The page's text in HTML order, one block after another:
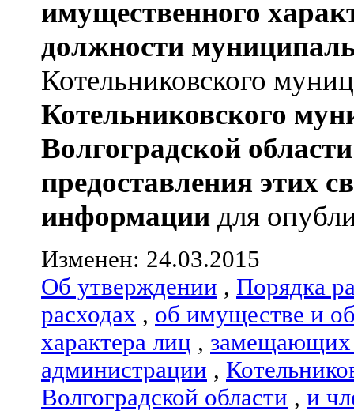
имущественного
должности
Котельниковского
Котельниковского
Волгоградской области
предоставления этих
информации для
Изменен: 24.03.2015
Об утверждении , Порядка
расходах , об имуществе и
характера лиц , замещающих
администрации ,
Волгоградской области , и